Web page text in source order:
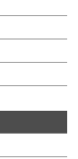
一覧
一覧
土地について